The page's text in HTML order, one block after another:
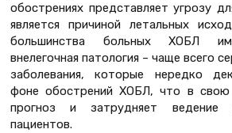
обострениях представляет угрозу
является причиной летальных
большинства больных ХОБЛ
внелегочная патология – чаще всего
заболевания, которые нередко
фоне обострений ХОБЛ, что в свою
прогноз и затрудняет ведение
пациентов.